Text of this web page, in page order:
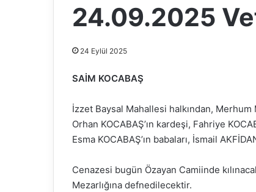
24.09.2025
24 Eylül 2025
SAİM KOCABAŞ
İzzet Baysal Mahallesi halkından, Merhum
Orhan KOCABAŞ’ın kardeşi, Fahriye
Esma KOCABAŞ’ın babaları, İsmail
Cenazesi bugün Özayan Camiinde
Mezarlığına defnedilecektir.